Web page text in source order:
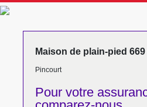
Maison de plain-pied 669
Pincourt
Pour votre